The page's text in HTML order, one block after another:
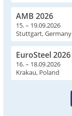
AMB 2026
15. – 19.09.2026
Stuttgart, Germany
EuroSteel 2026
16. – 18.09.2026
Krakau, Poland